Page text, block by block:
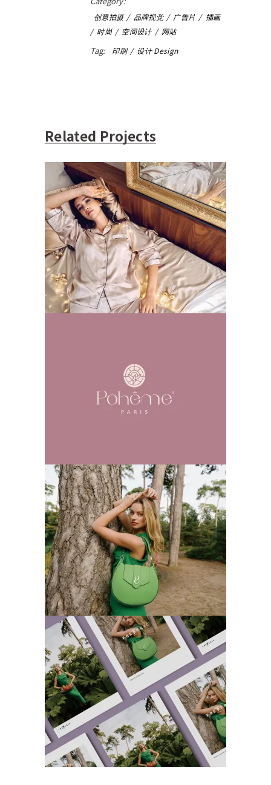
创意拍摄 品牌视觉 广告片
插画
时尚
空间设计 网站
Tag: 印刷 设计 Design
Related Projects
Soieplus 外拍
创意拍摄品牌视觉广告片插画时尚
空间设
计网站
Poheme
品牌视觉 广告片 时尚
计网站
Frederic22 外拍
创意拍摄品牌视觉广告片插画时尚空间设
计网站
Frederic22 手册
创意拍摄品牌视觉 广告片 插画 时尚空间设
计网站